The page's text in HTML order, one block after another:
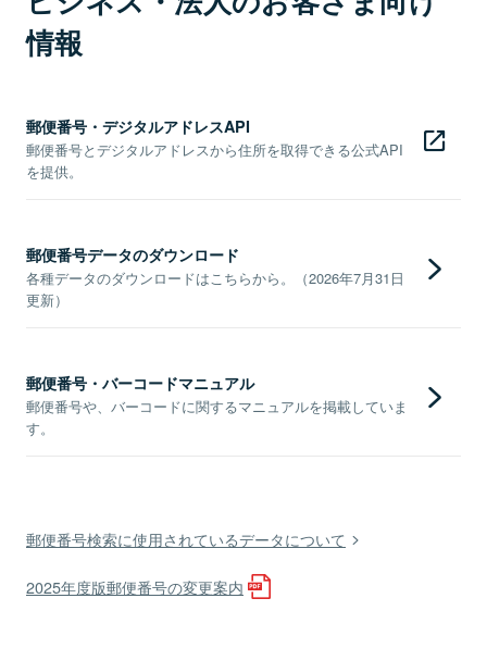
情報
郵便番号・デジタルアドレスAPI
郵便番号とデジタルアドレスから住所を取得できる公式API
を提供。
郵便番号データのダウンロード
各種データのダウンロードはこちらから。（2026年7月31日
更新）
郵便番号・バーコードマニュアル
郵便番号や、バーコードに関するマニュアルを掲載していま
す。
郵便番号検索に使用されているデータについて
2025年度版郵便番号の変更案内